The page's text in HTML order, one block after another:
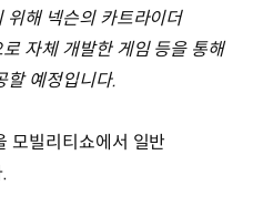
위해 넥슨의 카트라이더
자체 개발한 게임 등을 통해
할 예정입니다.
모빌리티쇼에서 일반